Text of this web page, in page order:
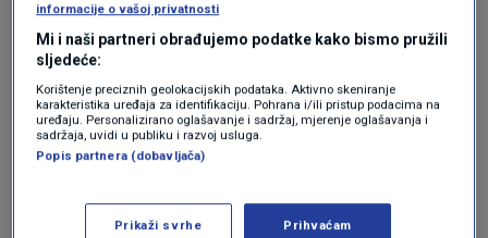
Oglas
NAJČITANIJE
informacije o vašoj privatnosti
Mi i naši partneri obrađujemo podatke kako bismo pružili
sljedeće:
Korištenje preciznih geolokacijskih podataka. Aktivno skeniranje
karakteristika uređaja za identifikaciju. Pohrana i/ili pristup podacima na
uređaju. Personalizirano oglašavanje i sadržaj, mjerenje oglašavanja i
sadržaja, uvidi u publiku i razvoj usluga.
Popis partnera (dobavljača)
Prikaži svrhe Prihvaćam